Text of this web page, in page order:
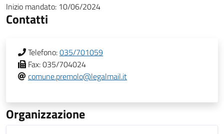
Inizio mandato: 10/06/2024
Contatti
Telefono:035/701059
Fax:035/704024
comune.premolo@legalmail.it
Organizzazione